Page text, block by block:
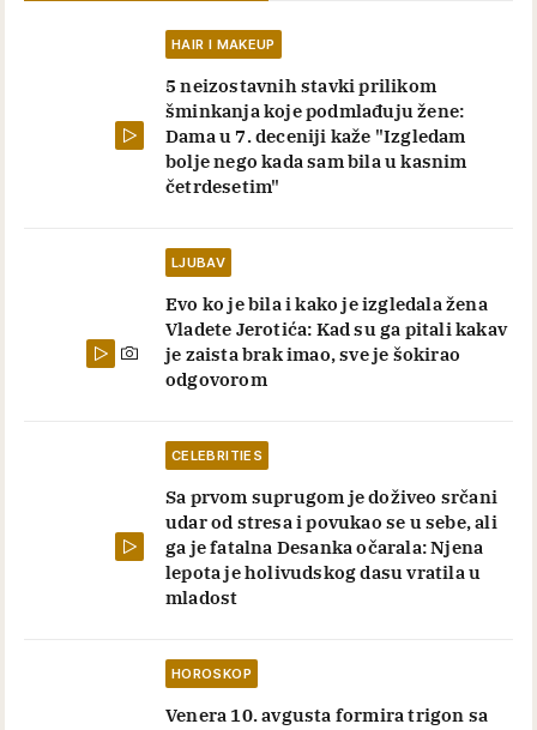
HAIR I MAKEUP
5 neizostavnih stavki prilikom
šminkanja koje podmlađuju žene:
Dama u 7. deceniji kaže "Izgledam
bolje nego kada sam bila u kasnim
četrdesetim"
LJUBAV
Evo ko je bila i kako je izgledala žena
Vladete Jerotića: Kad su ga pitali kakav
je zaista brak imao, sve je šokirao
odgovorom
CELEBRITIES
Sa prvom suprugom je doživeo srčani
udar od stresa i povukao se u sebe, ali
ga je fatalna Desanka očarala: Njena
lepota je holivudskog dasu vratila u
mladost
HOROSKOP
Venera 10. avgusta formira trigon sa